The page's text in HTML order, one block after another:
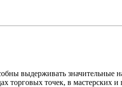
выдерживать значительные
торговых точек, в мастерских и